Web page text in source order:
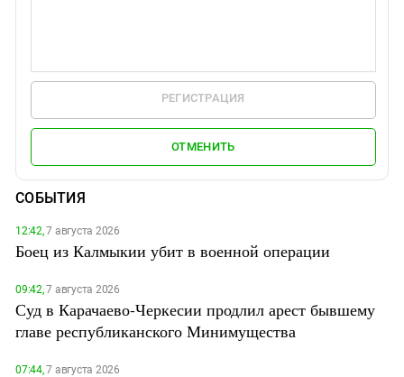
РЕГИСТРАЦИЯ
ОТМЕНИТЬ
СОБЫТИЯ
12:42,7 августа 2026
Боец из Калмыкии убит в военной операции
09:42,7 августа 2026
Суд в Карачаево-Черкесии продлил арест бывшему
главе республиканского Минимущества
07:44,7 августа 2026